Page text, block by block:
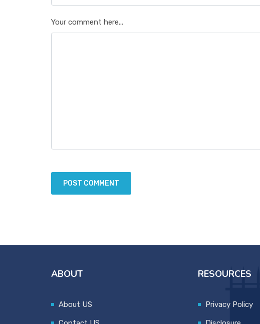
Your comment here...
ABOUT
About US
RESOURCES
Privacy Policy